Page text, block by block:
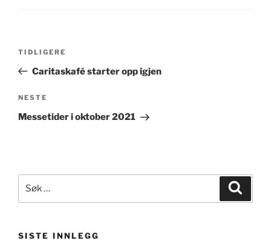
Forrige
innlegg
TIDLIGERE
Caritaskafé starter opp igjen
Neste
innlegg
NESTE
Messetider i oktober 2021
etter:
SISTE INNLEGG